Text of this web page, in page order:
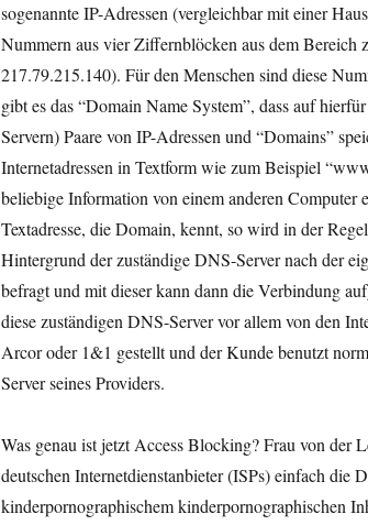
sogenannte IP-Adressen (vergleichbar mit einer
Nummern aus vier Ziffernblöcken aus dem Bereich
217.79.215.140). Für den Menschen sind diese
gibt es das “Domain Name System”, dass auf
Servern) Paare von IP-Adressen und “Domains”
Internetadressen in Textform wie zum Beispiel
beliebige Information von einem anderen Computer
Textadresse, die Domain, kennt, so wird in der
Hintergrund der zuständige DNS-Server nach der
befragt und mit dieser kann dann die Verbindung
diese zuständigen DNS-Server vor allem von den
Arcor oder 1&1 gestellt und der Kunde benutzt
Server seines Providers.
Was genau ist jetzt Access Blocking? Frau von der
deutschen Internetdienstanbieter (ISPs) einfach die
kinderpornographischem kinderpornographischen